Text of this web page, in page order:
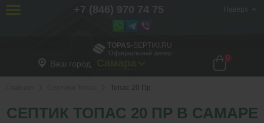
TOPAS-SEPTIKI.RU
Официальный дилер
Ваш город
0
Топас 20 Пр
СЕПТИК ТОПАС 20 ПР В САМАРЕ
Наверх
+7 (846) 970 74 75